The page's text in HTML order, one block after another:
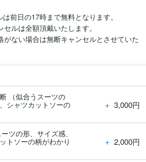
前日の17時まで無料となります。
セルは全額頂戴いたします。
がない場合は無断キャンセルとさせていた
（似合うスーツの
シャツカットソーの
＋ 3,000円
ツの形、サイズ感、
トソーの柄がわかり
＋ 2,000円